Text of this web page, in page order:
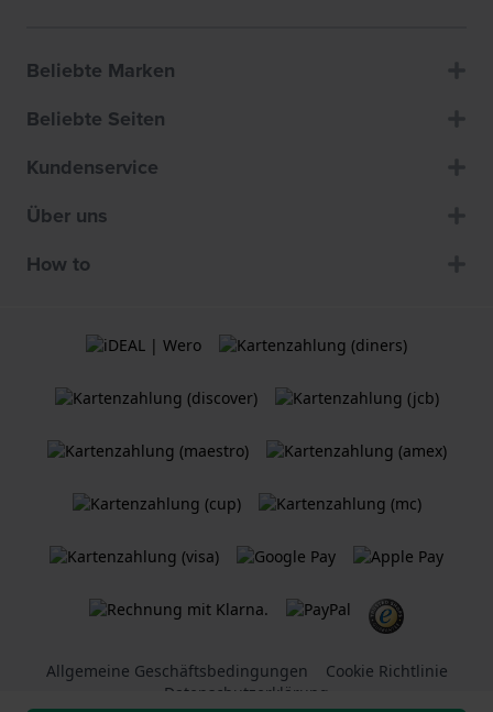
Beliebte Marken
Beliebte Seiten
Kundenservice
Über uns
How to
Allgemeine Geschäftsbedingungen
Cookie Richtlinie
Datenschutzerklärung